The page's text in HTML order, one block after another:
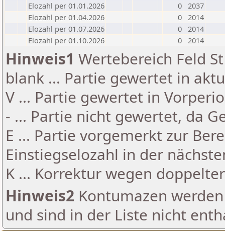
Elozahl per 01.01.2026
0 2037
Elozahl per 01.04.2026
0 2014
Elozahl per 01.07.2026
0 2014
Elozahl per 01.10.2026
0 2014
Hinweis1 Wertebereich Feld
blank ... Partie gewertet in
V ... Partie gewertet in
- ... Partie nicht gewertet, da
E ... Partie vorgemerkt zur
Einstiegselozahl in der
K ... Korrektur wegen
Hinweis2 Kontumazen
und sind in der Liste nicht